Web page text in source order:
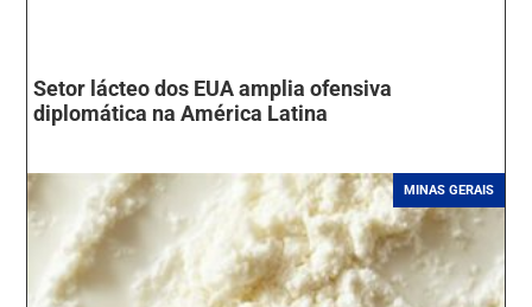
Setor lácteo dos EUA amplia ofensiva
diplomática na América Latina
MINAS GERAIS